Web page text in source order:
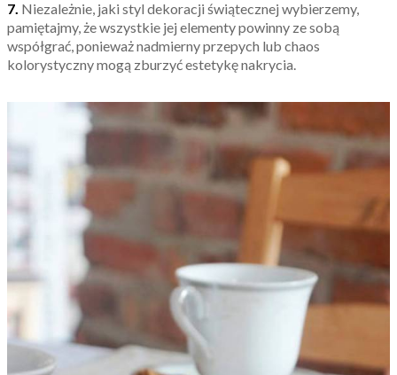
7. Niezależnie, jaki styl dekoracji świątecznej wybierzemy,
pamiętajmy, że wszystkie jej elementy powinny ze sobą
współgrać, ponieważ nadmierny przepych lub chaos
kolorystyczny mogą zburzyć estetykę nakrycia.